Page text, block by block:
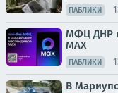
ПАБЛИКИ
МФЦ ДНР
MAX
ПАБЛИКИ
В